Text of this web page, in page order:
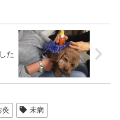
た
灸 未病